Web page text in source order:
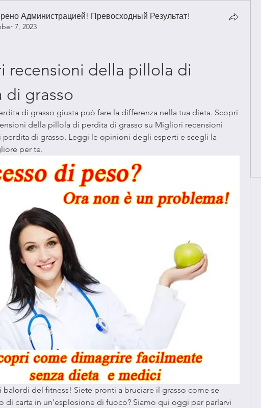
Администрацией! Превосходный Результат!
7, 2023
recensioni della pillola di
di grasso
di grasso giusta può fare la differenza nella tua dieta. Scopri
della pillola di perdita di grasso su Migliori recensioni
di grasso. Leggi le opinioni degli esperti e scegli la
per te.
balordi del fitness! Siete pronti a bruciare il grasso come se
di carta in un'esplosione di fuoco? Siamo qui oggi per parlarvi